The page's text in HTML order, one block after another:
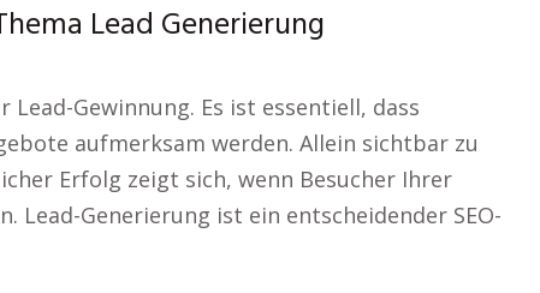
Lead Generierung
Gewinnung. Es ist essentiell, dass
aufmerksam werden. Allein sichtbar zu
Erfolg zeigt sich, wenn Besucher Ihrer
Lead-Generierung ist ein entscheidender SEO-